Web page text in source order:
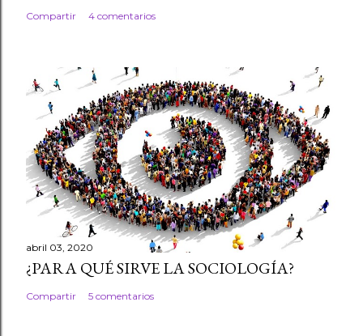
Compartir 4 comentarios
abril 03, 2020
¿PARA QUÉ SIRVE LA SOCIOLOGÍA?
Compartir 5 comentarios